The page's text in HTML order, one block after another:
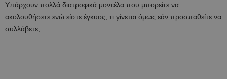
Υπάρχουν πολλά διατροφικά μοντέλα που μπορείτε να
ακολουθήσετε ενώ είστε έγκυος, τι γίνεται όμως εάν προσπαθείτε να
συλλάβετε;